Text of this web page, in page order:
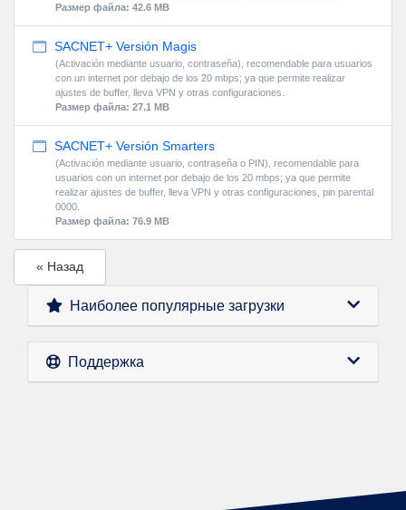
Размер файла: 42.6 MB
SACNET+ Versión Magis
(Activación mediante usuario, contraseña), recomendable para usuarios
con un internet por debajo de los 20 mbps; ya que permite realizar
ajustes de buffer, lleva VPN y otras configuraciones.
Размер файла: 27.1 MB
SACNET+ Versión Smarters
(Activación mediante usuario, contraseña o PIN), recomendable para
usuarios con un internet por debajo de los 20 mbps; ya que permite
realizar ajustes de buffer, lleva VPN y otras configuraciones, pin parental
0000.
Размер файла: 76.9 MB
« Назад
Наиболее популярные загрузки
Поддержка